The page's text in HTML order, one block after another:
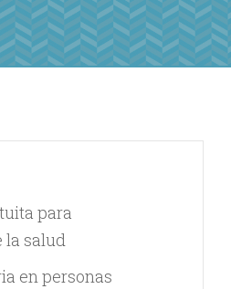
para
la salud
en personas